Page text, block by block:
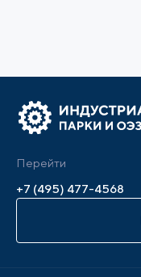
Перейти
+7 (495) 477-4568